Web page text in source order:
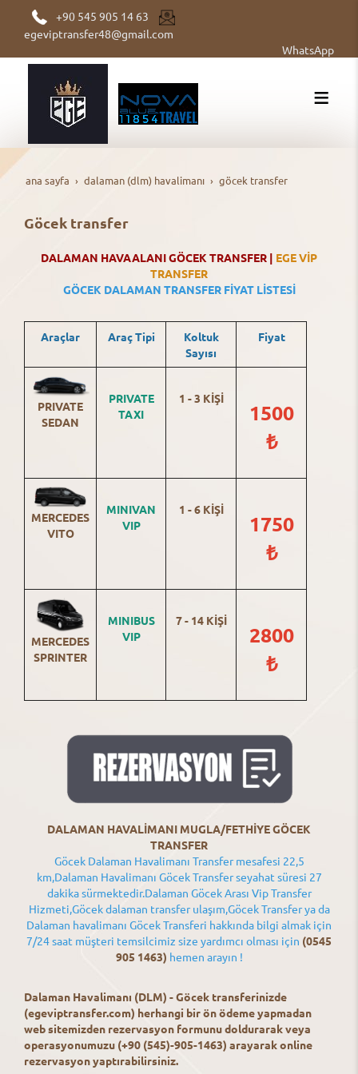
+90 545 905 14 63
egeviptransfer48@gmail.com
WhatsApp
ana sayfa dalaman (dlm) havalimanı göcek transfer
Göcek transfer
DALAMAN HAVAALANI GÖCEK TRANSFER | EGE VİP
TRANSFER
GÖCEK DALAMAN TRANSFER FİYAT LİSTESİ
Araçlar Araç Tipi
Koltuk
Sayısı
Fiyat
PRIVATE
SEDAN
PRIVATE
TAXI
1 - 3 KİŞİ
1500
₺
MERCEDES
VITO
MINIVAN
VIP
1 - 6 KİŞİ
1750
₺
MERCEDES
SPRINTER
MINIBUS
VIP
7 - 14 KİŞİ
2800
₺
DALAMAN HAVALİMANI MUGLA/FETHİYE GÖCEK
TRANSFER
Göcek Dalaman Havalimanı Transfer mesafesi 22,5
km,Dalaman Havalimanı Göcek Transfer seyahat süresi 27
dakika sürmektedir.Dalaman Göcek Arası Vip Transfer
Hizmeti,Göcek dalaman transfer ulaşım,Göcek Transfer ya da
Dalaman havalimanı Göcek Transferi hakkında bilgi almak için
7/24 saat müşteri temsilcimiz size yardımcı olması için (0545
905 1463) hemen arayın !
Dalaman Havalimanı (DLM) - Göcek transferinizde
(egeviptransfer.com) herhangi bir ön ödeme yapmadan
web sitemizden rezervasyon formunu doldurarak veya
operasyonumuzu (+90 (545)-905-1463) arayarak online
rezervasyon yaptırabilirsiniz.